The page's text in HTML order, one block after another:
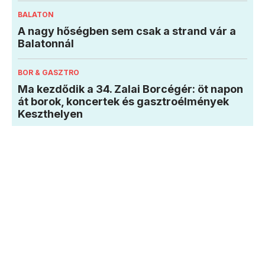
BALATON
A nagy hőségben sem csak a strand vár a
Balatonnál
BOR & GASZTRO
Ma kezdődik a 34. Zalai Borcégér: öt napon
át borok, koncertek és gasztroélmények
Keszthelyen